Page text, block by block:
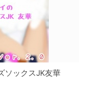
ソックスJK友華